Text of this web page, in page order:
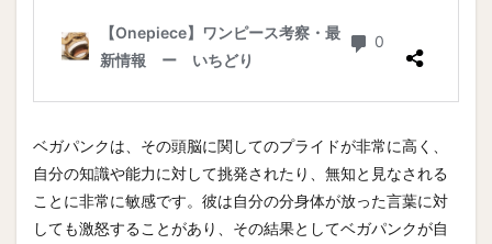
ベガパンクは、その頭脳に関してのプライドが非常に高く、
自分の知識や能力に対して挑発されたり、無知と見なされる
ことに非常に敏感です。彼は自分の分身体が放った言葉に対
しても激怒することがあり、その結果としてベガパンクが自